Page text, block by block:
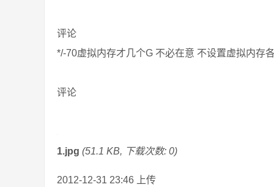
评论
*/-70虚拟内存才几个G 不必在意 不设置虚拟内存
评论
1.jpg (51.1 KB, 下载次数: 0)
2012-12-31 23:46 上传